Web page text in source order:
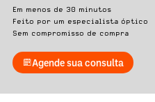
Em menos de 30 minutos
Feito por um especialista óptico
Sem compromisso de compra
Agende sua consulta